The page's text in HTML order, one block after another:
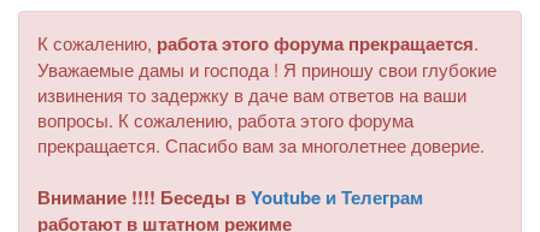
К сожалению, работа этого форума прекращается.
Уважаемые дамы и господа ! Я приношу свои глубокие
извинения то задержку в даче вам ответов на ваши
вопросы. К сожалению, работа этого форума
прекращается. Спасибо вам за многолетнее доверие.
Внимание !!!! Беседы вYoutube и Телеграм
работают в штатном режиме